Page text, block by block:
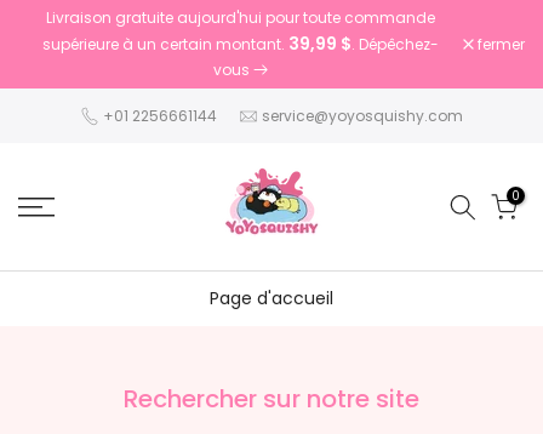
Passer
Livraison gratuite aujourd'hui pour toute commande
supérieure à un certain montant. 39,99 $. Dépêchez-
vous
fermer
+01 2256661144 service@yoyosquishy.com
0
Page d'accueil
Rechercher sur notre site